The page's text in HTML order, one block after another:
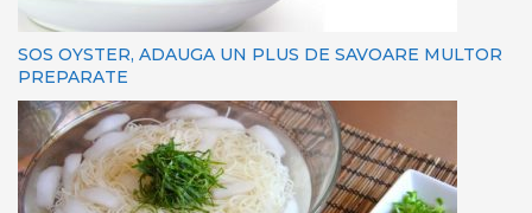
SOS OYSTER, ADAUGA UN PLUS DE SAVOARE MULTOR
PREPARATE